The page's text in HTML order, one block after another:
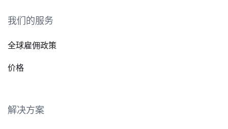
我们的服务
全球雇佣政策
价格
解决方案